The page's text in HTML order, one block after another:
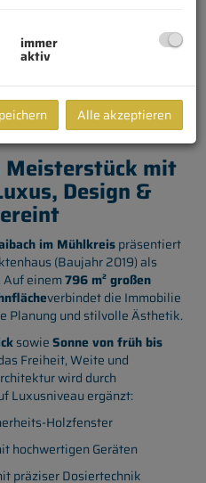
mit
Design &
im Mühlkreispräsentiert
(Baujahr 2019) als
einem796 m² großen
verbindet die Immobilie
Planung und stilvolle Ästhetik.
sowieSonne von früh bis
Freiheit, Weite und
wird durch
Luxusniveau ergänzt:
Holzfenster
hochwertigen Geräten
präziser Dosiertechnik
immer
aktiv
Alle akzeptieren